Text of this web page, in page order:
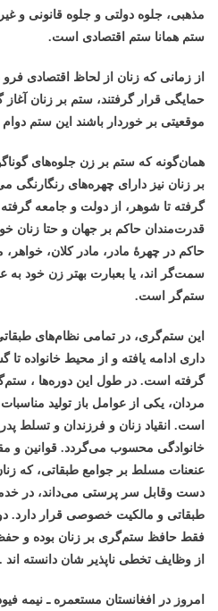
مذهبی، جلوه دولتی و جلوه قانونی و
ستم همانا ستم اقتصادی است.
از زمانی که زنان از لحاظ اقتصادی
حمایگی قرار گرفتند، ستم بر زنان
موقعیتی بر خوردار باشند این ستم
همان‌گونه که ستم بر زن جلوه‌های
بر زنان نیز دارای چهره‌های رنگارنگی
گرفته تا شوهر، از دولت و جامعه
قدرت‌مندان حاکم بر جهان و حتا زنان
حاکم در چهرۀ مادر، مادر کلان،
سمت‌گر اند، یا بعبارت بهتر زن خود
ستم‌گر است.
این ستم‌گری، در تمامی نظام‌های
داری ادامه یافته و از محیط خانواده
گرفته است. در طول این دوره‌ها ،
مردان، یکی از عوامل باز تولید
است. انقیاد زنان و فرزندان و تسلط
خانوادگی محسوب می‌گردد. قوانین و
عنعنات مسلط بر جوامع طبقاتی، که
دست وقابل سر پرستی می‌داند، در
طبقاتی و مالکیت خصوصی قرار دارد.
فقط حافظ ستم‌گری بر زنان بوده و
از وظایف تخطی ناپذیر شان دانسته اند .
امروز در افغانستان مستعمره ـ نیمه